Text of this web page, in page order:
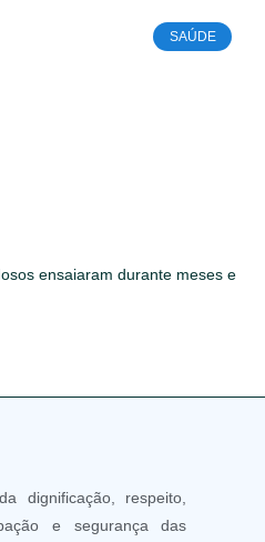
SAÚDE
ensaiaram durante meses e
dignificação, respeito,
e segurança das